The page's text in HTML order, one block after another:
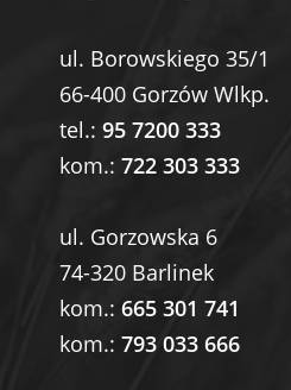
ul. Borowskiego 35/1
66-400 Gorzów Wlkp.
tel.: 95 7200 333
kom.: 722 303 333
ul. Gorzowska 6
74-320 Barlinek
kom.: 665 301 741
kom.: 793 033 666